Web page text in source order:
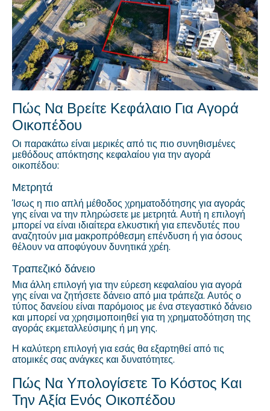
Πώς Να Βρείτε Κεφάλαιο Για Αγορά
Οικοπέδου
Οι παρακάτω είναι μερικές από τις πιο συνηθισμένες
μεθόδους απόκτησης κεφαλαίου για την αγορά
οικοπέδου:
Μετρητά
Ίσως η πιο απλή μέθοδος χρηματοδότησης για αγοράς
γης είναι να την πληρώσετε με μετρητά. Αυτή η επιλογή
μπορεί να είναι ιδιαίτερα ελκυστική για επενδυτές που
αναζητούν μια μακροπρόθεσμη επένδυση ή για όσους
θέλουν να αποφύγουν δυνητικά χρέη.
Τραπεζικό δάνειο
Μια άλλη επιλογή για την εύρεση κεφαλαίου για αγορά
γης είναι να ζητήσετε δάνειο από μια τράπεζα. Αυτός ο
τύπος δανείου είναι παρόμοιος με ένα στεγαστικό δάνειο
και μπορεί να χρησιμοποιηθεί για τη χρηματοδότηση της
αγοράς εκμεταλλεύσιμης ή μη γης.
Η καλύτερη επιλογή για εσάς θα εξαρτηθεί από τις
ατομικές σας ανάγκες και δυνατότητες.
Πώς Να Υπολογίσετε Το Κόστος Και
Την Αξία Ενός Οικοπέδου